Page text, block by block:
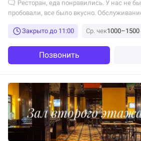
пробовали, все было вкусно.
Закрыто до 11:00 Ср. чек1000–1500
Позвонить